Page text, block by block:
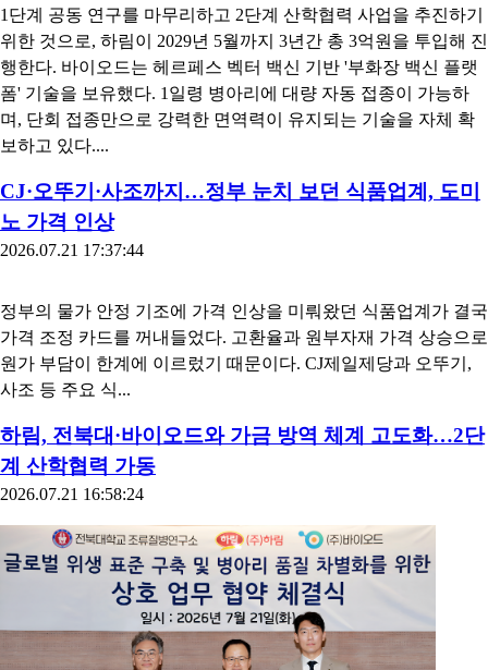
1단계 공동 연구를 마무리하고 2단계 산학협력 사업을 추진하기
위한 것으로, 하림이 2029년 5월까지 3년간 총 3억원을 투입해 진
행한다. 바이오드는 헤르페스 벡터 백신 기반 '부화장 백신 플랫
폼' 기술을 보유했다. 1일령 병아리에 대량 자동 접종이 가능하
며, 단회 접종만으로 강력한 면역력이 유지되는 기술을 자체 확
보하고 있다....
CJ·오뚜기·사조까지…정부 눈치 보던 식품업계, 도미
노 가격 인상
2026.07.21 17:37:44
정부의 물가 안정 기조에 가격 인상을 미뤄왔던 식품업계가 결국
가격 조정 카드를 꺼내들었다. 고환율과 원부자재 가격 상승으로
원가 부담이 한계에 이르렀기 때문이다. CJ제일제당과 오뚜기,